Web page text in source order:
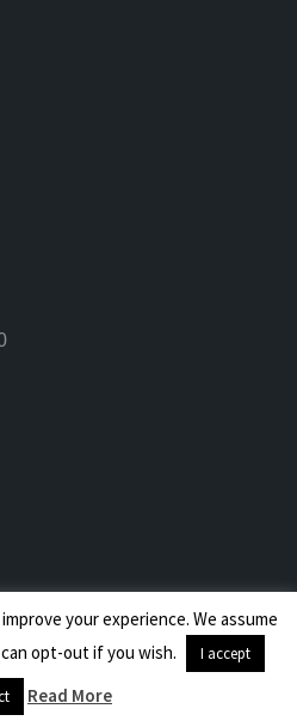
προσωπικών δεδομένων
your experience. We assume
opt-out if you wish.
I accept
Read More